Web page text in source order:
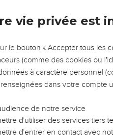
considérerez comme sainte.
un mélange semblable ou
de son peuple.’ »
sacré
« Prends des aromates : du
mélangé selon l'art du
et tu le mettras devant le
vous une chose très sainte.
vie privée est
le bouton « Accepter tous les
(comme des cookies ou
à caractère personnel
dans votre compte
de notre service
d'utiliser des services tiers
d'entrer en contact avec